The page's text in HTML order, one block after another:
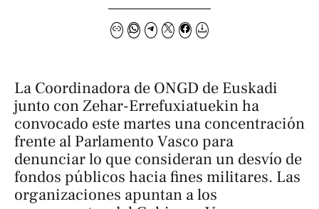
La Coordinadora de ONGD de Euskadi
junto con Zehar-Errefuxiatuekin ha
convocado este martes una concentración
frente al Parlamento Vasco para
denunciar lo que consideran un desvío de
fondos públicos hacia fines militares. Las
organizaciones apuntan a los